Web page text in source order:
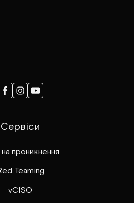
Сервіси
проникнення
Teaming
vCISO